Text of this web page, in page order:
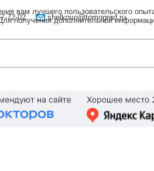
72-02 shelkovo@tomograd.ru
вам лучшего пользовательского
получения дополнительной